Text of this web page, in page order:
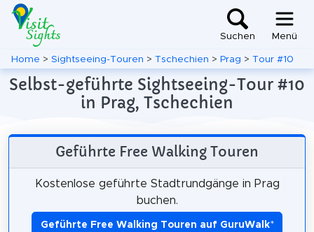
Suchen Menü
Home > Sightseeing-Touren > Tschechien > Prag > Tour #10
Selbst-geführte Sightseeing-Tour #10
in Prag, Tschechien
Geführte Free Walking Touren
Kostenlose geführte Stadtrundgänge in Prag
buchen.
Geführte Free Walking Touren auf GuruWalk*